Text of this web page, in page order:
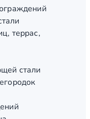
террас,
стали